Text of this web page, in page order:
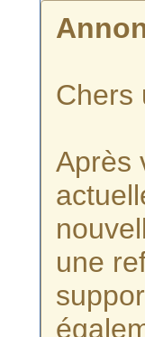
Chers
Après
une